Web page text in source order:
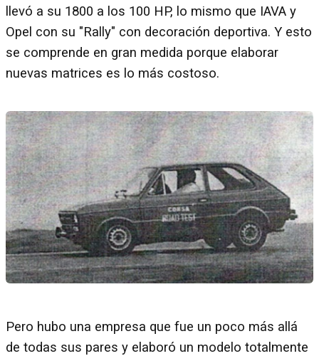
llevó a su 1800 a los 100 HP, lo mismo que IAVA y
Opel con su "Rally" con decoración deportiva. Y esto
se comprende en gran medida porque elaborar
nuevas matrices es lo más costoso.
Pero hubo una empresa que fue un poco más allá
de todas sus pares y elaboró un modelo totalmente